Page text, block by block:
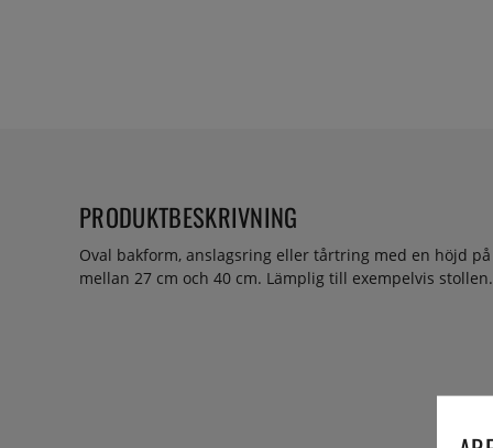
PRODUKTBESKRIVNING
Oval bakform, anslagsring eller tårtring med en höjd
mellan 27 cm och 40 cm. Lämplig till exempelvis stollen.